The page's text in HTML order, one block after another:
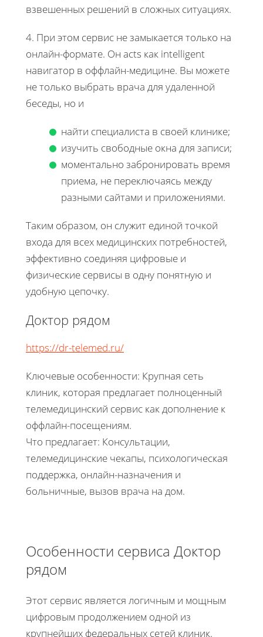
взвешенных решений в сложных ситуациях.
4. При этом сервис не замыкается только на
онлайн-формате. Он acts как intelligent
навигатор в оффлайн-медицине. Вы можете
не только выбрать врача для удаленной
беседы, но и
найти специалиста в своей клинике;
изучить свободные окна для записи;
моментально забронировать время
приема, не переключаясь между
разными сайтами и приложениями.
Таким образом, он служит единой точкой
входа для всех медицинских потребностей,
эффективно соединяя цифровые и
физические сервисы в одну понятную и
удобную цепочку.
Доктор рядом
https://dr-telemed.ru/
Ключевые особенности: Крупная сеть
клиник, которая предлагает полноценный
телемедицинский сервис как дополнение к
оффлайн-посещениям.
Что предлагает: Консультации,
телемедицинские чекапы, психологическая
поддержка, онлайн-назначения и
больничные, вызов врача на дом.
Особенности сервиса Доктор
рядом
Этот сервис является логичным и мощным
цифровым продолжением одной из
крупнейших федеральных сетей клиник.